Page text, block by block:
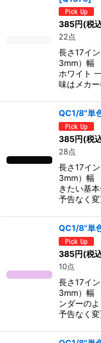
385円(税
22点
長さ17イ
3mm）
ホワイト
味はメカ
QC1/8"単
385円(税
28点
長さ17イ
3mm）幅
きたい基
予告なく
QC1/8"単
385円(税
10点
長さ17イ
3mm）幅
ンダーの
予告なく